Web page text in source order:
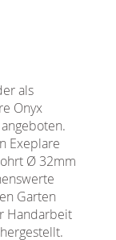
als
Onyx
Exeplare
Ø 32mm
Garten
Handarbeit